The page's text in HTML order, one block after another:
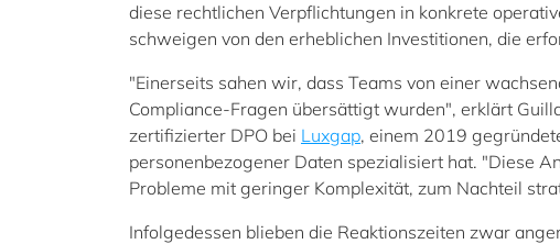
diese rechtlichen Verpflichtungen in konkrete
schweigen von den erheblichen Investitionen, die
"Einerseits sahen wir, dass Teams von einer
Compliance-Fragen übersättigt wurden", erklärt
zertifizierter DPO bei Luxgap, einem 2019
personenbezogener Daten spezialisiert hat. "Diese
Probleme mit geringer Komplexität, zum Nachteil
Infolgedessen blieben die Reaktionszeiten zwar